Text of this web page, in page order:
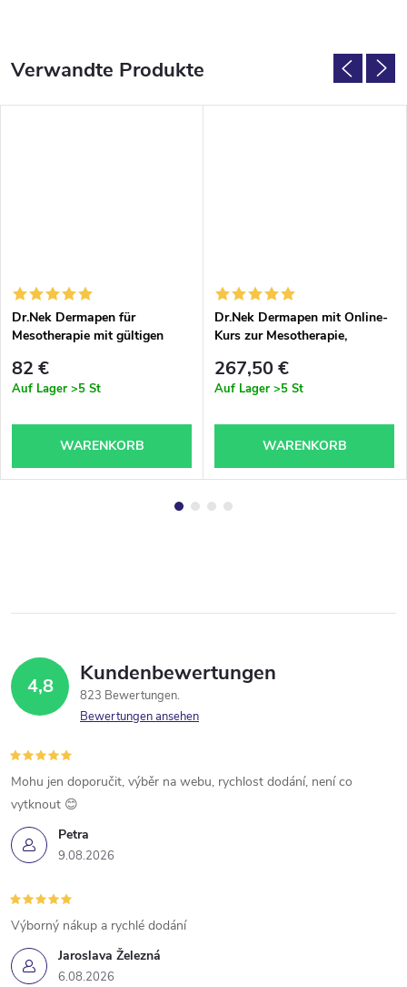
Verwandte Produkte
Dr.Nek Dermapen für
Mesotherapie mit gültigen
in der EU + 1x kostenloses
Dr.Nek DNA-Serum mit PDRN
Mesotherapie und
Microneedling (Dermapen) 10
82 €
Auf Lager >5 St
WARENKORB
Dr.Nek Dermapen mit Online-
Kurs zur Mesotherapie,
Anti-Aging-Serum
KOSTENLOS – Gedruckte
267,50 €
Auf Lager >5 St
WARENKORB
4,8 Kundenbewertungen
823 Bewertungen
Bewertungen ansehen
Petra
9.08.2026
Mohu jen doporučit, výběr na webu, rychlost dodání, není co
vytknout 😊
Jaroslava Železná
6.08.2026
Výborný nákup a rychlé dodání